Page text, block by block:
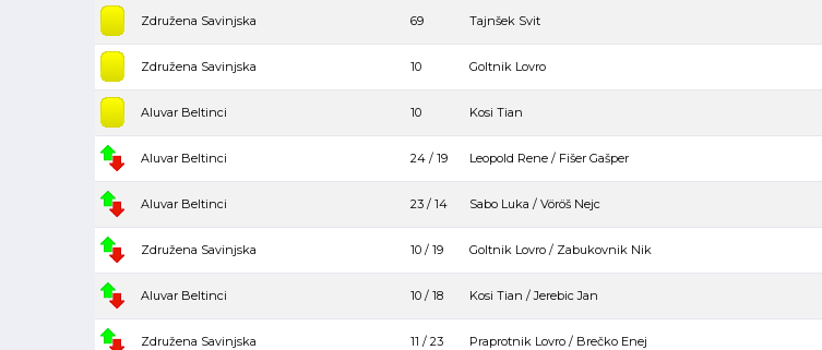
Združena Savinjska 69 Tajnšek Svit
Združena Savinjska 10 Goltnik Lovro
Aluvar Beltinci 10 Kosi Tian
Aluvar Beltinci 24 / 19 Leopold Rene / Fišer Gašper
Aluvar Beltinci 23 / 14 Sabo Luka / Vöröš Nejc
Združena Savinjska 10 / 19 Goltnik Lovro / Zabukovnik Nik
Aluvar Beltinci 10 / 18 Kosi Tian / Jerebic Jan
Združena Savinjska 11 / 23 Praprotnik Lovro / Brečko Enej